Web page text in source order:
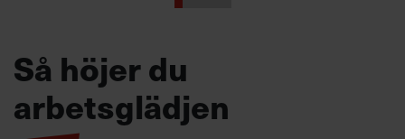
Så höjer du
arbetsglädjen